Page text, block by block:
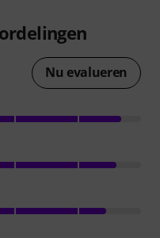
Nu evalueren